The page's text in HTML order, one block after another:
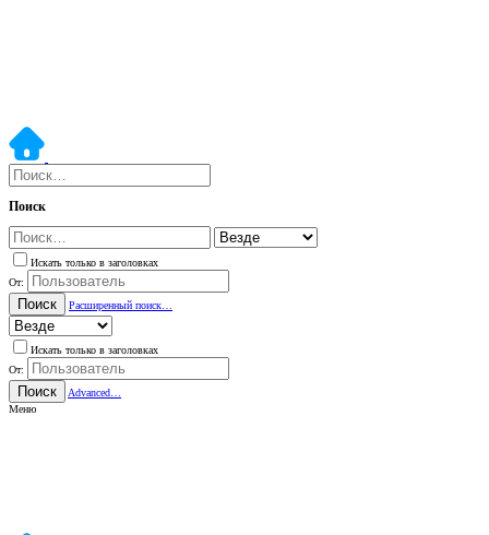
Поиск
Искать только в заголовках
От:
Поиск Расширенный поиск…
Искать только в заголовках
От:
Поиск
Advanced…
Меню